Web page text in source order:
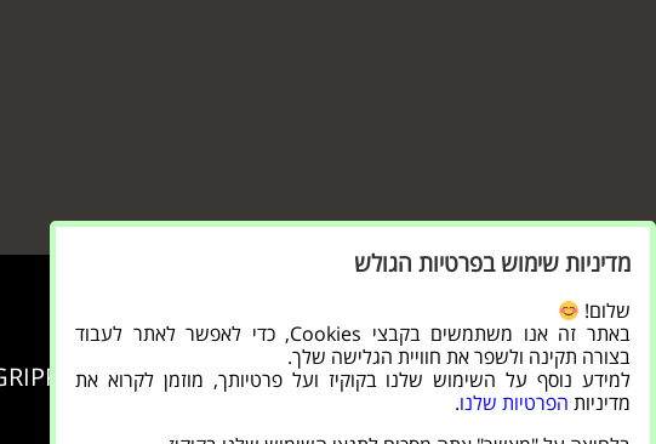
מדיניות שימוש בפרטיות הגולש
שלום!
באתר זה אנו משתמשים בקבצי Cookies, כדי לאפשר לאתר לעבוד
בצורה תקינה ולשפר את חוויית הגלישה שלך.
למידע נוסף על השימוש שלנו בקוקיז ועל פרטיותך, מוזמן לקרוא את
מדיניות הפרטיות שלנו.